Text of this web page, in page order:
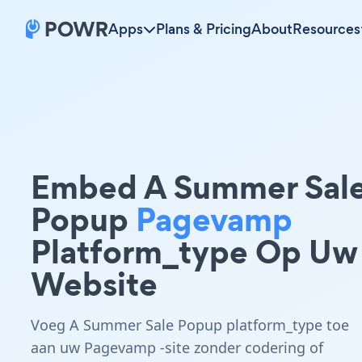
Apps Plans & PricingAboutResources
Embed A Summer
Popup Pagevamp
Platform_type Op Uw
Website
Voeg A Summer Sale Popup platform_type toe
aan uw Pagevamp -site zonder codering of